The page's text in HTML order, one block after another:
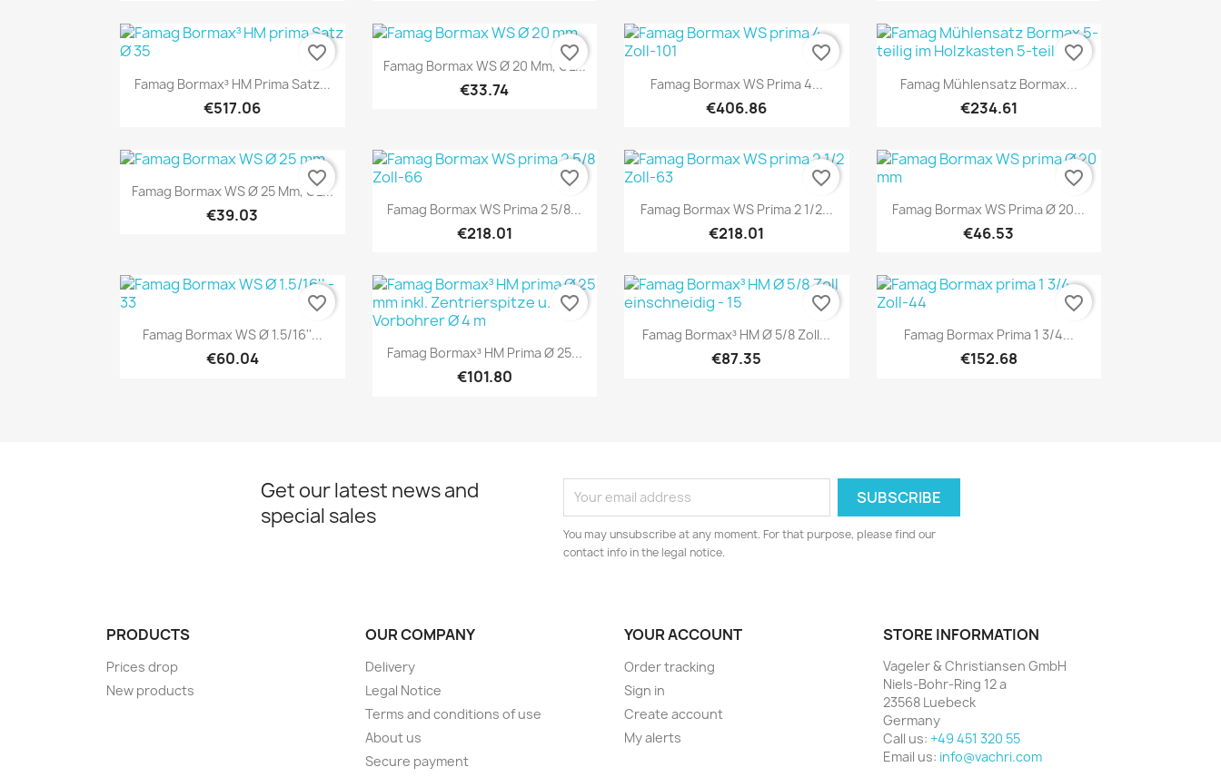
Quick view
Famag Bormax³ HM Prima Satz...
€517.06
favorite_border Quick view
Famag Bormax WS Ø 20 Mm, GL...
€33.74
favorite_border
Quick view
Famag Bormax WS Prima 4...
€406.86
favorite_border
Quick view
Famag Mühlensatz Bormax...
€234.61
favorite_border
Quick view
Famag Bormax WS Ø 25 Mm, GL...
€39.03
favorite_border
Quick view
Famag Bormax WS Prima 2 5/8...
€218.01
favorite_border
Quick view
Famag Bormax WS Prima 2 1/2...
€218.01
favorite_border
Quick view
Famag Bormax WS Prima Ø 20...
€46.53
favorite_border
Quick view
Famag Bormax WS Ø 1.5/16''...
€60.04
favorite_border
Quick view
Famag Bormax³ HM Prima Ø 25...
€101.80
favorite_border
Quick view
Famag Bormax³ HM Ø 5/8 Zoll...
€87.35
favorite_border
Quick view
Famag Bormax Prima 1 3/4...
€152.68
favorite_border
Get our latest news and
special sales
You may unsubscribe at any moment. For that purpose, please find our
contact info in the legal notice.
PRODUCTS
Prices drop
New products
OUR COMPANY
Delivery
Legal Notice
Terms and conditions of use
About us
Secure payment
YOUR ACCOUNT
Order tracking
Sign in
Create account
My alerts
STORE INFORMATION
Vageler & Christiansen GmbH
Niels-Bohr-Ring 12 a
23568 Luebeck
Germany
Call us: +49 451 320 55
Email us: info@vachri.com